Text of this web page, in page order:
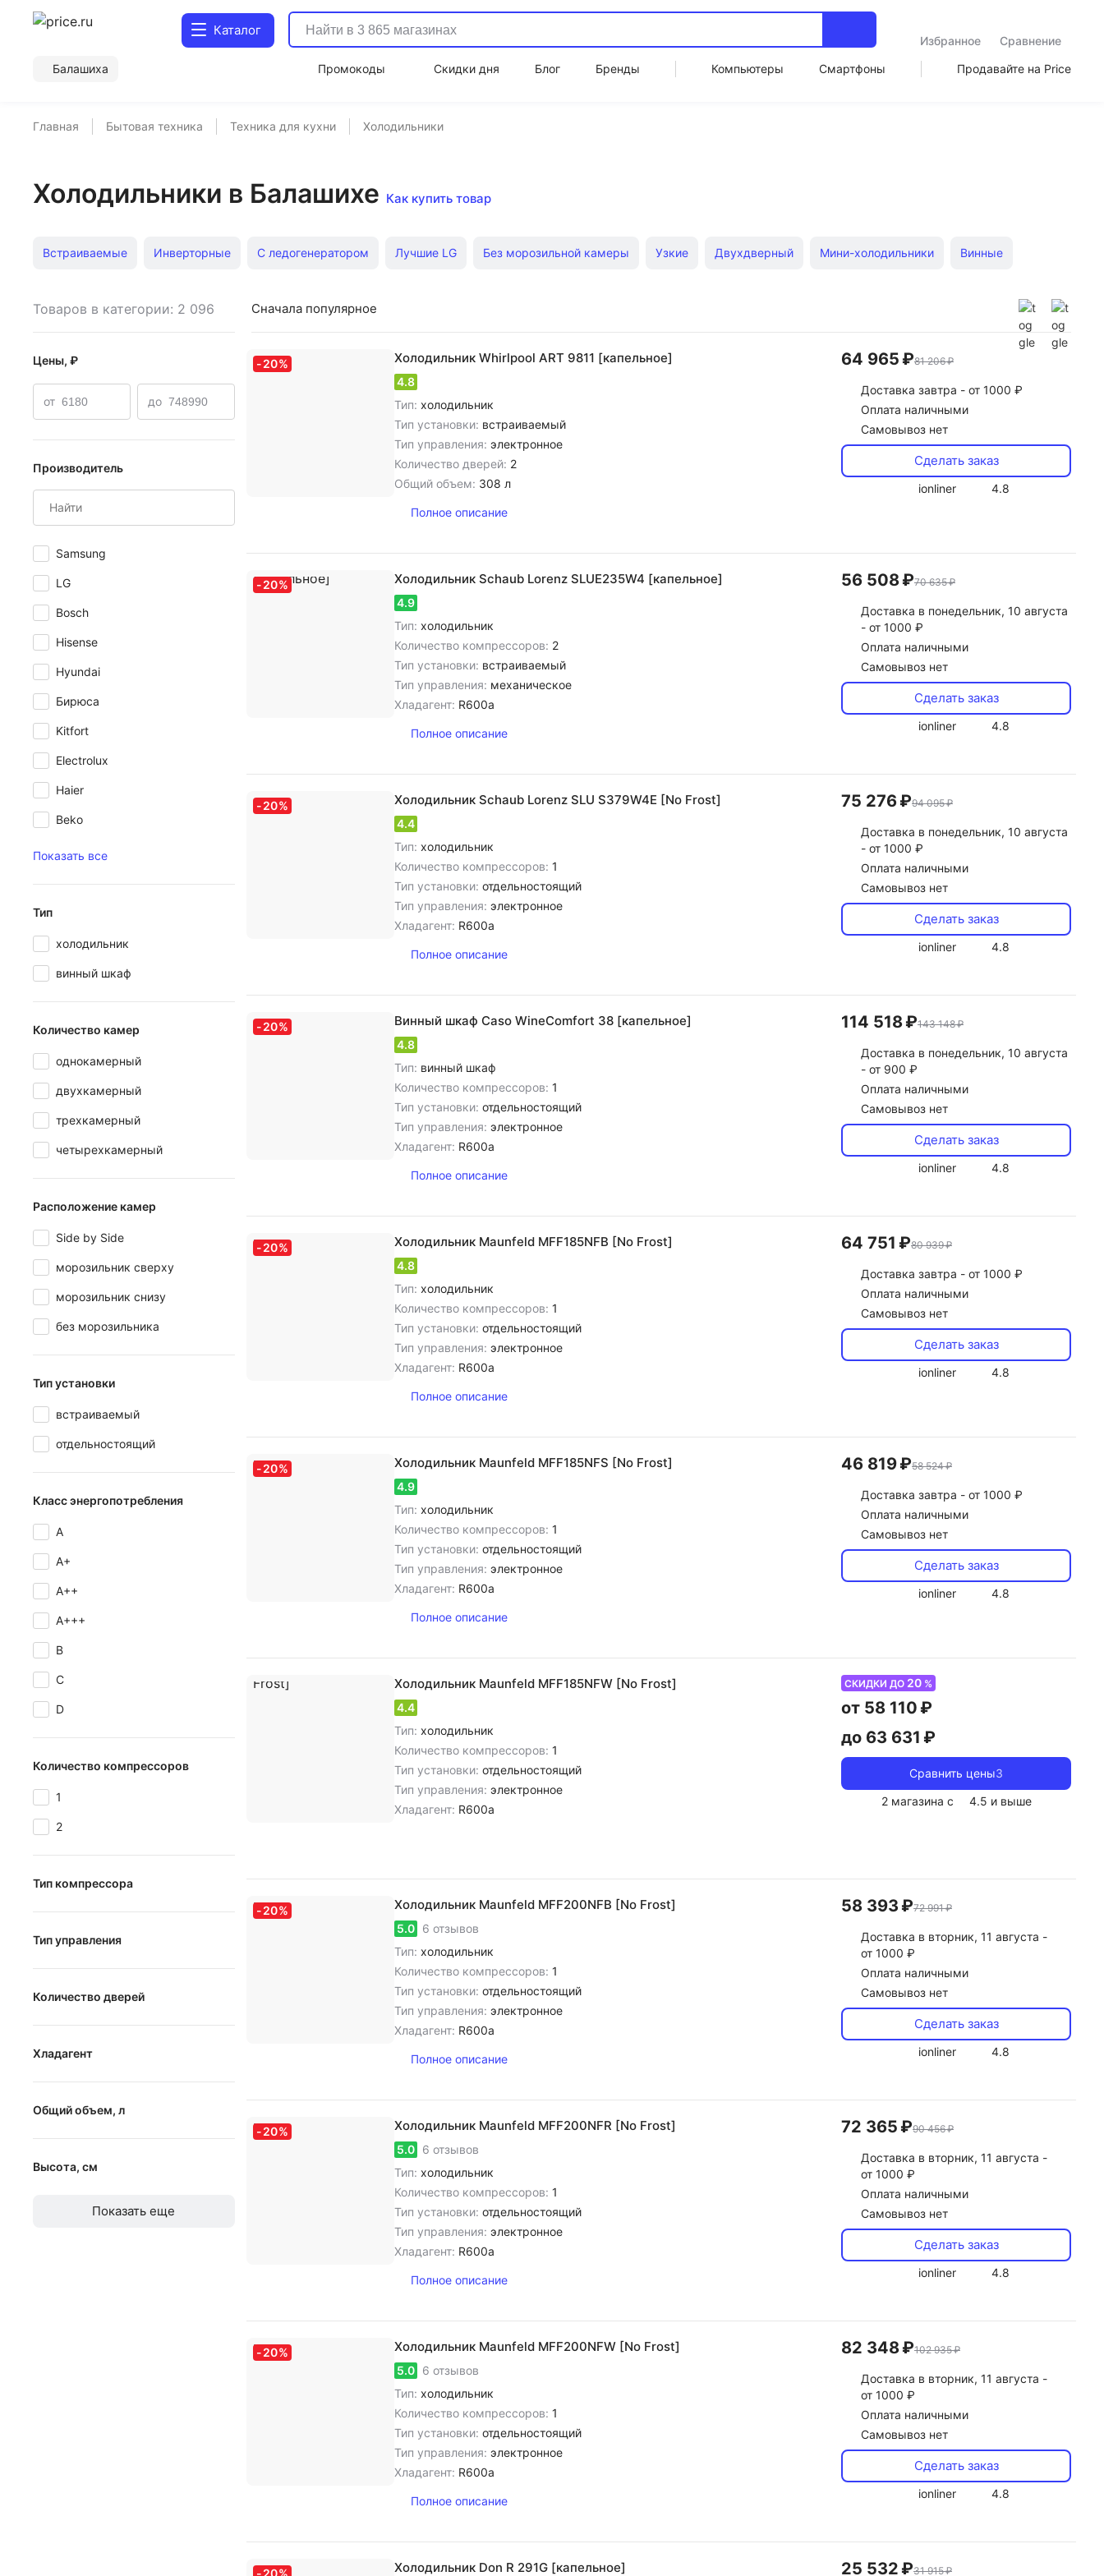
Каталог
Избранное
Сравнение
Балашиха
Промокоды Скидки дня Блог Бренды Компьютеры Смартфоны Продавайте на Price
Главная Бытовая техника Техника для кухни Холодильники
Холодильники в Балашихе Как купить товар
Встраиваемые Инверторные С ледогенератором Лучшие LG Без морозильной камеры Узкие Двухдверный Мини-холодильники Винные
Whirlpool Двухдверные LG Глубина 60 см
Товаров в категории: 2 096
Цены, ₽
от до
Производитель
Samsung
LG
Bosch
Hisense
Hyundai
Бирюса
Kitfort
Electrolux
Haier
Beko
Показать все
Тип
холодильник
винный шкаф
Количество камер
однокамерный
двухкамерный
трехкамерный
четырехкамерный
Расположение камер
Side by Side
морозильник сверху
морозильник снизу
без морозильника
Тип установки
встраиваемый
отдельностоящий
Класс энергопотребления
A
A+
A++
A+++
B
C
D
Количество компрессоров
1
2
Тип компрессора
линейный
инверторный
стандартный
Тип управления
электронное
электронно-механическое
механическое
Количество дверей
Хладагент
R600a
R134a
R290
Общий объем, л
Высота, см
до
Показать еще
Сначала популярное
-20% Холодильник Whirlpool ART 9811 [капельное]
4.8
Тип: холодильник
Тип установки: встраиваемый
Тип управления: электронное
Количество дверей: 2
Общий объем: 308 л
Полное описание
64 965 ₽81 206 ₽
Доставка завтра - от 1000 ₽
Оплата наличными
Самовывоз нет
Сделать заказ
ionliner 4.8
-20% Холодильник Schaub Lorenz SLUE235W4 [капельное]
4.9
Тип: холодильник
Количество компрессоров: 2
Тип установки: встраиваемый
Тип управления: механическое
Хладагент: R600a
Полное описание
56 508 ₽70 635 ₽
Доставка в понедельник, 10 августа
- от 1000 ₽
Оплата наличными
Самовывоз нет
Сделать заказ
ionliner 4.8
-20% Холодильник Schaub Lorenz SLU S379W4E [No Frost]
4.4
Тип: холодильник
Количество компрессоров: 1
Тип установки: отдельностоящий
Тип управления: электронное
Хладагент: R600a
Полное описание
75 276 ₽94 095 ₽
Доставка в понедельник, 10 августа
- от 1000 ₽
Оплата наличными
Самовывоз нет
Сделать заказ
ionliner 4.8
-20% Винный шкаф Caso WineComfort 38 [капельное]
4.8
Тип: винный шкаф
Количество компрессоров: 1
Тип установки: отдельностоящий
Тип управления: электронное
Хладагент: R600a
Полное описание
114 518 ₽143 148 ₽
Доставка в понедельник, 10 августа
- от 900 ₽
Оплата наличными
Самовывоз нет
Сделать заказ
ionliner 4.8
-20% Холодильник Maunfeld MFF185NFB [No Frost]
4.8
Тип: холодильник
Количество компрессоров: 1
Тип установки: отдельностоящий
Тип управления: электронное
Хладагент: R600a
Полное описание
64 751 ₽80 939 ₽
Доставка завтра - от 1000 ₽
Оплата наличными
Самовывоз нет
Сделать заказ
ionliner 4.8
-20% Холодильник Maunfeld MFF185NFS [No Frost]
4.9
Тип: холодильник
Количество компрессоров: 1
Тип установки: отдельностоящий
Тип управления: электронное
Хладагент: R600a
Полное описание
46 819 ₽58 524 ₽
Доставка завтра - от 1000 ₽
Оплата наличными
Самовывоз нет
Сделать заказ
ionliner 4.8
Холодильник Maunfeld MFF185NFW [No Frost]
4.4
Тип: холодильник
Количество компрессоров: 1
Тип установки: отдельностоящий
Тип управления: электронное
Хладагент: R600a
СКИДКИ ДО 20 %
от 58 110 ₽
до 63 631 ₽
Сравнить цены3
2 магазина с
4.5 и выше
-20% Холодильник Maunfeld MFF200NFB [No Frost]
5.0 6 отзывов
Тип: холодильник
Количество компрессоров: 1
Тип установки: отдельностоящий
Тип управления: электронное
Хладагент: R600a
Полное описание
58 393 ₽72 991 ₽
Доставка в вторник, 11 августа -
от 1000 ₽
Оплата наличными
Самовывоз нет
Сделать заказ
ionliner 4.8
-20% Холодильник Maunfeld MFF200NFR [No Frost]
5.0 6 отзывов
Тип: холодильник
Количество компрессоров: 1
Тип установки: отдельностоящий
Тип управления: электронное
Хладагент: R600a
Полное описание
72 365 ₽90 456 ₽
Доставка в вторник, 11 августа -
от 1000 ₽
Оплата наличными
Самовывоз нет
Сделать заказ
ionliner 4.8
-20% Холодильник Maunfeld MFF200NFW [No Frost]
5.0 6 отзывов
Тип: холодильник
Количество компрессоров: 1
Тип установки: отдельностоящий
Тип управления: электронное
Хладагент: R600a
Полное описание
82 348 ₽102 935 ₽
Доставка в вторник, 11 августа -
от 1000 ₽
Оплата наличными
Самовывоз нет
Сделать заказ
ionliner 4.8
-20% Холодильник Don R 291G [капельное] 25 532 ₽31 915 ₽